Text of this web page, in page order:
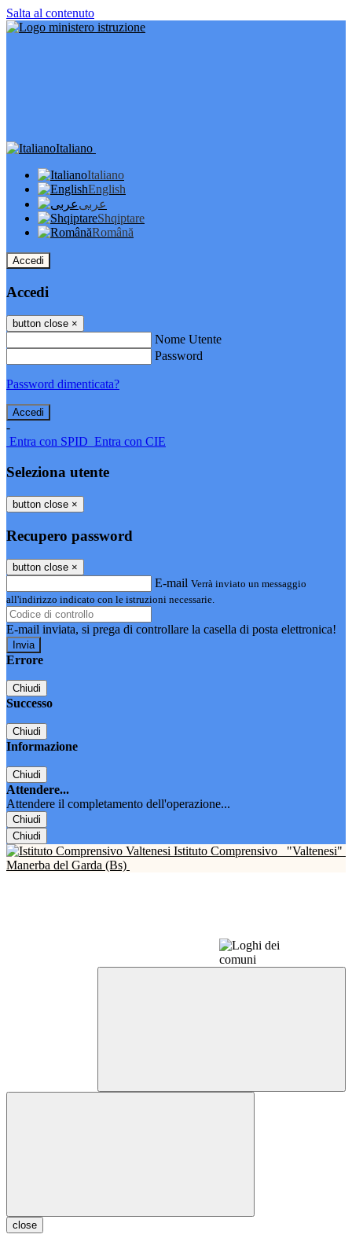
Salta al contenuto
Italiano
Italiano
English
عربى
Shqiptare
Română
Accedi
Accedi
button close ×
Nome Utente
Password
Password dimenticata?
-
Entra con SPID Entra con CIE
Seleziona utente
button close ×
Recupero password
button close ×
E-mail Verrà inviato un messaggio
all'indirizzo indicato con le istruzioni necessarie.
E-mail inviata, si prega di controllare la casella di posta elettronica!
Errore
Chiudi
Successo
Chiudi
Informazione
Chiudi
Attendere...
Attendere il completamento dell'operazione...
Chiudi
Chiudi
Istituto Comprensivo
"Valtenesi"
Manerba del Garda (Bs)
close